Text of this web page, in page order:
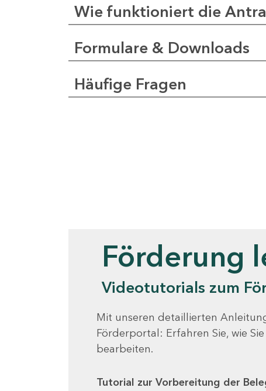
Wie funktioniert die
Formulare & Downloads
Häufige Fragen
Förderung
Videotutorials zum
Mit unseren detaillierten
Förderportal: Erfahren Sie, wie
bearbeiten.
Tutorial zur Vorbereitung der